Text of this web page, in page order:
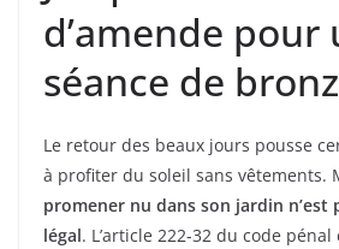
d’amende pour
séance de
Le retour des beaux jours pousse
à profiter du soleil sans vêtements.
promener nu dans son jardin n’est
légal. L’article 222-32 du code pénal